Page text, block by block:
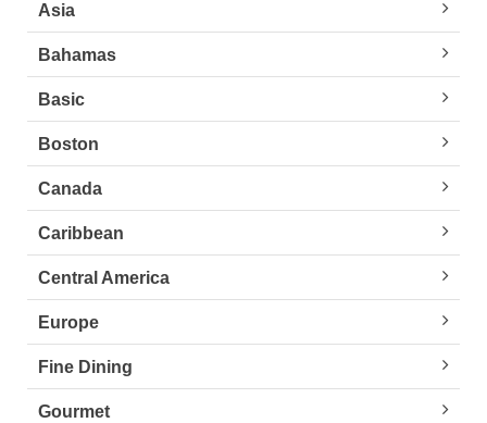
Asia
Bahamas
Basic
Boston
Canada
Caribbean
Central America
Europe
Fine Dining
Gourmet